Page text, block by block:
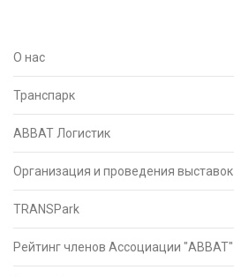
О нас
Транспарк
ABBAT Логистик
Организация и проведения выставок
TRANSPark
Рейтинг членов Ассоциации "АВВАТ"